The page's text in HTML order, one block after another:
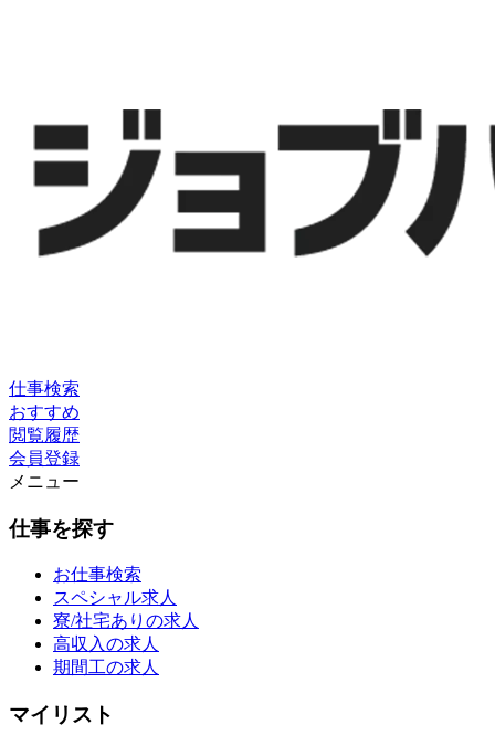
仕事検索
おすすめ
閲覧履歴
会員登録
メニュー
仕事を探す
お仕事検索
スペシャル求人
寮/社宅ありの求人
高収入の求人
期間工の求人
マイリスト